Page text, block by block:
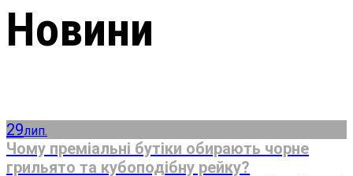
Новини
29лип.
Чому преміальні бутіки обирають чорне
грильято та кубоподібну рейку?